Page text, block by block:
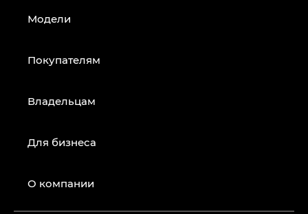
Модели
Покупателям
Владельцам
Для бизнеса
О компании